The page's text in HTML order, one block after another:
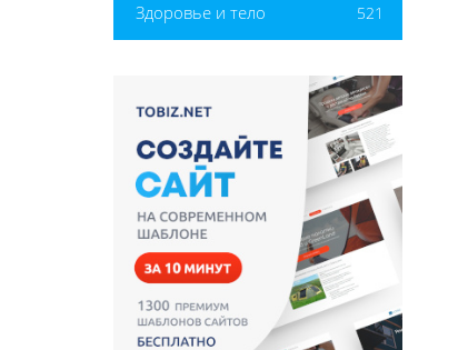
Здоровье и тело 521